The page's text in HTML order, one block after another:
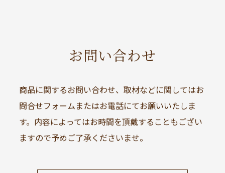
お問い合わせ
商品に関するお問い合わせ、取材などに関してはお
問合せフォームまたはお電話にてお願いいたしま
す。内容によってはお時間を頂戴することもござい
ますので予めご了承くださいませ。